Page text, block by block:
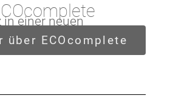
einer neuen
über ECOcomplete